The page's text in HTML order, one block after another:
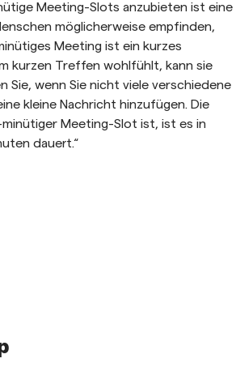
Meeting-Slots anzubieten ist eine
möglicherweise empfinden,
Meeting ist ein kurzes
kurzen Treffen wohlfühlt, kann sie
Sie, wenn Sie nicht viele verschiedene
kleine Nachricht hinzufügen. Die
Meeting-Slot ist, ist es in
dauert.“